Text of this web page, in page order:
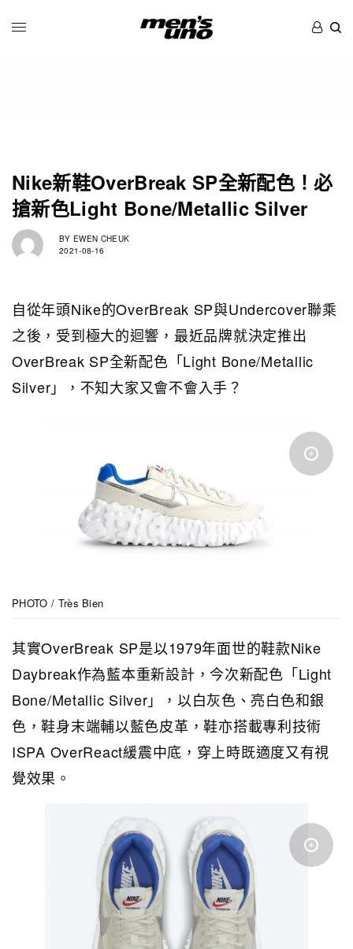
Nike新鞋OverBreak SP全新配色！必
搶新色Light Bone/Metallic Silver
BY EWEN CHEUK
2021-08-16
自從年頭Nike的OverBreak SP與Undercover聯乘
之後，受到極大的迴響，最近品牌就決定推出
OverBreak SP全新配色「Light Bone/Metallic
Silver」，不知大家又會不會入手？
PHOTO / Très Bien
其實OverBreak SP是以1979年面世的鞋款Nike
Daybreak作為藍本重新設計，今次新配色「Light
Bone/Metallic Silver」，以白灰色、亮白色和銀
色，鞋身末端輔以藍色皮革，鞋亦搭載專利技術
ISPA OverReact緩震中底，穿上時既適度又有視
覺效果。